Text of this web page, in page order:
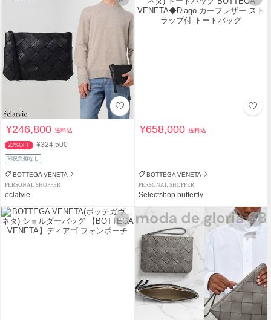
¥246,800送料込
23%OFF ¥324,500
関税負担なし
BOTTEGA VENETA
PERSONAL SHOPPER
eclatvie
¥658,000送料込
BOTTEGA VENETA
PERSONAL SHOPPER
Selectshop butterfly